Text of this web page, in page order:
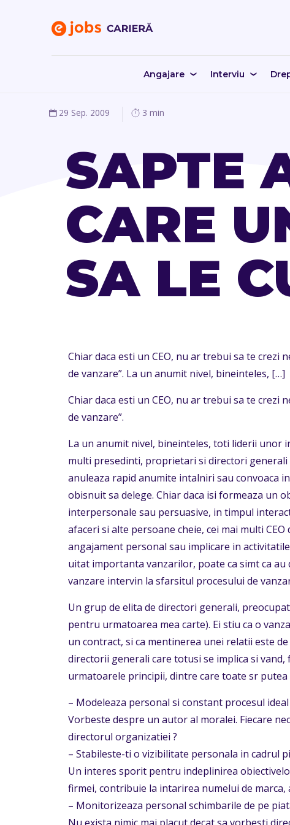
Angajare Interviu
29 Sep. 2009 3 min
SAPTE
CARE
SA LE
Chiar daca esti un CEO, nu ar trebui sa te crezi
de vanzare”. La un anumit nivel, bineinteles, […]
Chiar daca esti un CEO, nu ar trebui sa te crezi
de vanzare”.
La un anumit nivel, bineinteles, toti liderii unor
multi presedinti, proprietari si directori generali
anuleaza rapid anumite intalniri sau convoaca
obisnuit sa delege. Chiar daca isi formeaza un
interpersonale sau persuasive, in timpul
afaceri si alte persoane cheie, cei mai multi
angajament personal sau implicare in
uitat importanta vanzarilor, poate ca simt ca
vanzare intervin la sfarsitul procesului de
Un grup de elita de directori generali,
pentru urmatoarea mea carte). Ei stiu ca o
un contract, si ca mentinerea unei relatii este
directorii generali care totusi se implica si
urmatoarele principii, dintre care toate sr
– Modeleaza personal si constant procesul
Vorbeste despre un autor al moralei. Fiecare
directorul organizatiei ?
– Stabileste-ti o vizibilitate personala in cadrul
Un interes sporit pentru indeplinirea
firmei, contribuie la intarirea numelui de marca,
– Monitorizeaza personal schimbarile de pe